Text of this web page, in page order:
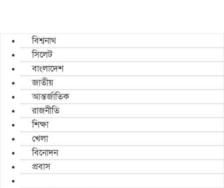
বিশ্বনাথ
সিলেট
বাংলাদেশ
জাতীয়
আন্তর্জাতিক
রাজনীতি
শিক্ষা
খেলা
বিনোদন
প্রবাস